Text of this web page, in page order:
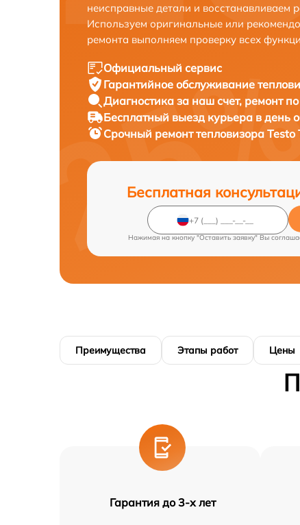
неисправные детали и восстанавливаем
Используем оригинальные или
ремонта выполняем проверку всех
Официальный сервис
Гарантийное обслуживание
Диагностика за наш счет, ремонт
Бесплатный выезд курьера в день
Срочный ремонттепловизора
Бесплатная
Нажимая на кнопку "Оставить заявку" Вы
Преимущества Этапы работ Цены
Гарантия до 3-х лет